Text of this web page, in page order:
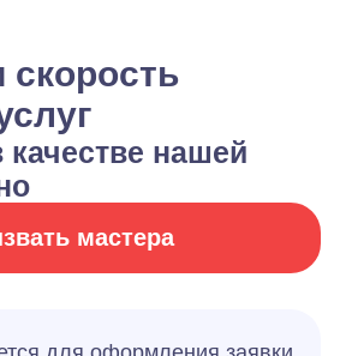
скорость
качестве нашей
мастера